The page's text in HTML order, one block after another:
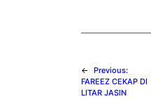
←
Previous:
FAREEZ CEKAP DI
LITAR JASIN